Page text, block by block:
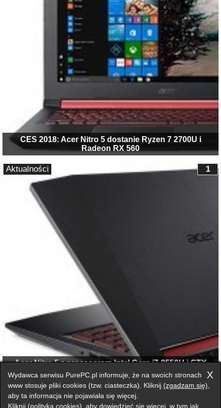
CES 2018: Acer Nitro 5 dostanie Ryzen 7 2700U i
Radeon RX 560
Acer Nitro 5 z procesorem Intel Core i7-8550U i GTX
10x0
1
Aktualności
Przełącz na wersję klasyczną strony
X
Wydawca serwisu PurePC.pl informuje, że na swoich stronach
www stosuje pliki cookies (tzw. ciasteczka). Kliknij (zgadzam się)
aby ta informacja nie pojawiała się więcej.
Kliknij (polityka cookies) , aby dowiedzieć się więcej, w tym jak